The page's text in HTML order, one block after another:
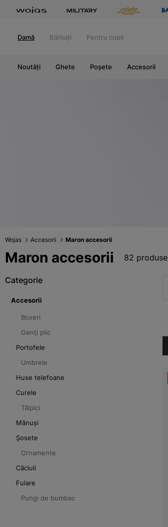
Damă Bărbați Pentru copii
Noutăți Ghete Poșete Accesorii
Wojas Accesorii Maron accesorii
Maron accesorii 82 produse
Categorie
Accesorii
Boxeri
Genţi plic
Portofele
Umbrele
Huse telefoane
Curele
Tălpici
Mănuși
Șosete
Ornamente
Căciuli
Fulare
Pungi de bumbac